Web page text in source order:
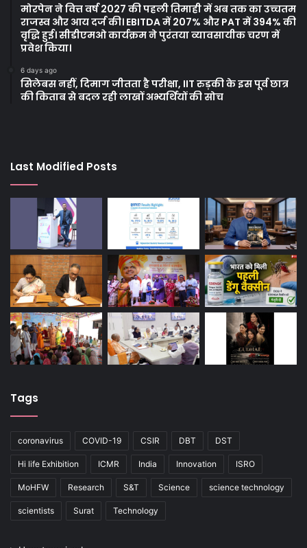
मोरपेन ने वित्त वर्ष 2027 की पहली तिमाही में अब तक का उच्चतम
राजस्व और आय दर्ज की। EBITDA में 207% और PAT में 394% की
वृद्धि हुई। सीडीएमओ कार्यक्रम ने पुरंतया व्यावसायीक चरण में
प्रवेश किया।
6 days ago
सिलेबस नहीं, दिमाग जीतता है परीक्षा, IIT रुड़की के इस पूर्व छात्र
की किताब से बदल रही लाखों अभ्यर्थियों की सोच
Last Modified Posts
Tags
coronavirus COVID-19 CSIR DBT DST
Hi life Exhibition ICMR India Innovation ISRO
MoHFW Research S&T Science science technology
scientists Surat Technology